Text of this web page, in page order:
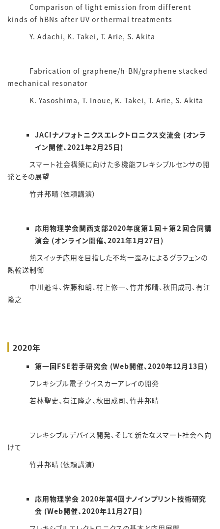
Comparison of light emission from different
kinds of hBNs after UV or thermal treatments
Y. Adachi, K. Takei, T. Arie, S. Akita
Fabrication of graphene/h-BN/graphene stacked
mechanical resonator
K. Yasoshima, T. Inoue, K. Takei, T. Arie, S. Akita
JACIナノフォトニクスエレクトロニクス交流会 (オンラ
イン開催、2021年2月25日)
スマート社会構築に向けた多機能フレキシブルセンサの開
発とその展望
竹井邦晴（依頼講演）
応用物理学会関西支部2020年度第１回＋第２回合同講
演会 (オンライン開催、2021年1月27日)
熱スイッチ応用を目指した不均一歪みによるグラフェンの
熱輸送制御
中川魁斗、佐藤和朗、村上修一、竹井邦晴、秋田成司、有江
隆之
2020年
第一回FSE若手研究会 (Web開催、2020年12月13日)
フレキシブル電子ウイスカーアレイの開発
若林聖史、有江隆之、秋田成司、竹井邦晴
フレキシブルデバイス開発、そして新たなスマート社会へ向
けて
竹井邦晴（依頼講演）
応用物理学会 2020年第4回ナノインプリント技術研究
会 (Web開催、2020年11月27日)